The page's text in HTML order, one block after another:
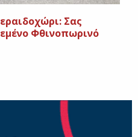
Σας
Φθινοπωρινό